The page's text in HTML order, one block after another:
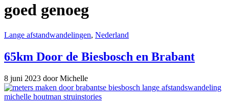
goed genoeg
Lange afstandwandelingen, Nederland
65km Door de Biesbosch en Brabant
8 juni 2023 door Michelle